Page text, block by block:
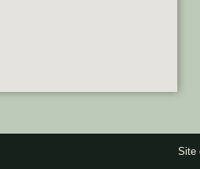
Site